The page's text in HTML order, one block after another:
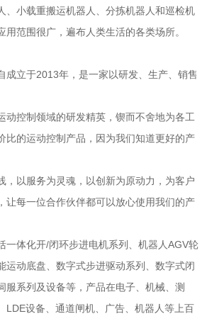
、小载重搬运机器人、分拣机器人和巡检机
范围很广，遍布人类生活的各类场所。
成立于2013年，是一家以研发、生产、销售
动控制领域的研发精英，锲而不舍地为各工
比的运动控制产品，因为我们知道更好的产
，以服务为灵魂，以创新为原动力，为客户
让每一位合作伙伴都可以放心使用我们的产
一体化开/闭环步进电机系列、机器人AGV轮
运动底盘、数字式步进驱动系列、数字式闭
服系列及设备等，产品在电子、机械、测
LDE设备、通道闸机、广告、机器人等上百